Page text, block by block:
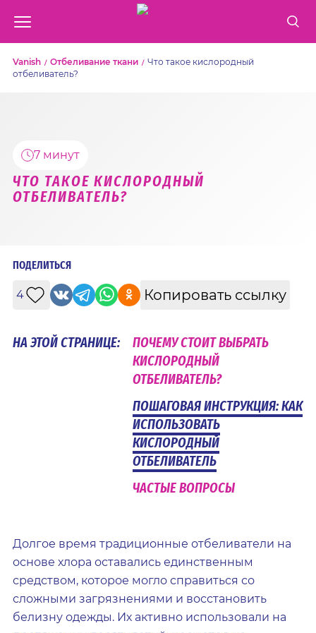
Vanish Отбеливание ткани
Что такое кислородный
отбеливатель?
7 минут
ЧТО ТАКОЕ КИСЛОРОДНЫЙ
ОТБЕЛИВАТЕЛЬ?
ПОДЕЛИТЬСЯ
4 Копировать ссылку
НА ЭТОЙ СТРАНИЦЕ:
ПОЧЕМУ СТОИТ ВЫБРАТЬ
КИСЛОРОДНЫЙ
ОТБЕЛИВАТЕЛЬ?
ПОШАГОВАЯ ИНСТРУКЦИЯ: КАК
ИСПОЛЬЗОВАТЬ
КИСЛОРОДНЫЙ
ОТБЕЛИВАТЕЛЬ
ЧАСТЫЕ ВОПРОСЫ
Долгое время традиционные отбеливатели на
основе хлора оставались единственным
средством, которое могло справиться со
сложными загрязнениями и восстановить
белизну одежды. Их активно использовали на